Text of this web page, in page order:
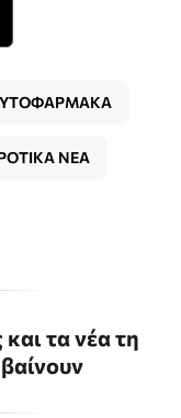
ΝΕΑ
και τα νέα τη